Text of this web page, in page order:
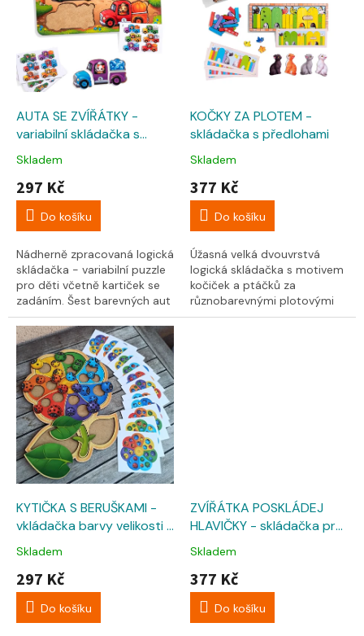
AUTA SE ZVÍŘÁTKY -
variabilní skládačka s
kartičkami (letní)
Skladem
297 Kč
Do košíku
Nádherně zpracovaná logická
skládačka - variabilní puzzle
pro děti včetně kartiček se
zadáním. Šest barevných aut
se zvířátky-řidiči a různým...
KOČKY ZA PLOTEM -
skládačka s předlohami
Skladem
377 Kč
Do košíku
Úžasná velká dvouvrstvá
logická skládačka s motivem
kočiček a ptáčků za
různobarevnými plotovými
díly. Celkem 49 dílků, 32 cm.
KYTIČKA S BERUŠKAMI -
vkládačka barvy velikosti s
předlohami
Skladem
297 Kč
Do košíku
ZVÍŘÁTKA POSKLÁDEJ
HLAVIČKY - skládačka pro
menší s předlohami
Skladem
377 Kč
Do košíku